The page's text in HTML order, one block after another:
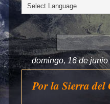
domingo, 16 de junio
Por la Sierra del